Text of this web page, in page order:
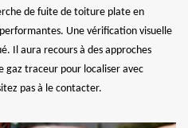
de fuite de toiture plate en
Une vérification visuelle
Il aura recours à des approches
gaz traceur pour localiser avec
pas à le contacter.